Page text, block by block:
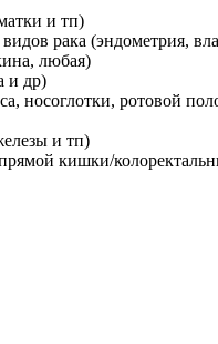
и тп)
рака (эндометрия,
любая)
и др)
носоглотки, ротовой
и тп)
кишки/